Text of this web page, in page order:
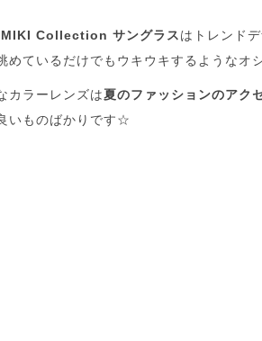
MIKI Collection サングラスはトレンド
めているだけでもウキウキするようなオ
カラーレンズは夏のファッションのアク
いものばかりです☆